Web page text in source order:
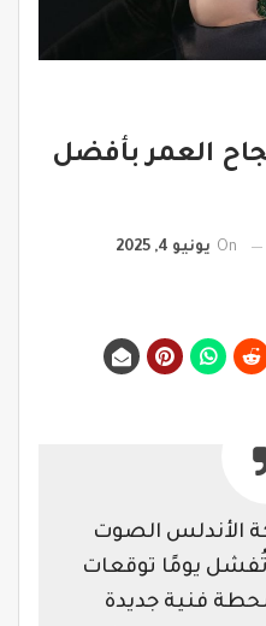
العمر بأفضل
On يونيو 4, 2025
الأندلس الصوت
تُفشل يومًا توقعات
فنية جديدة